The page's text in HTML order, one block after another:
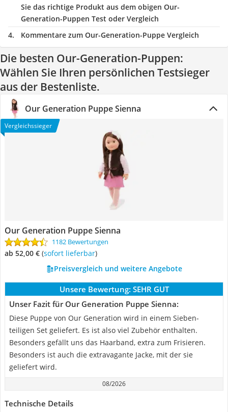
Sie das richtige Produkt aus dem obigen Our-
Generation-Puppen Test oder Vergleich
Kommentare zum Our-Generation-Puppe Vergleich
Die besten Our-Generation-Puppen:
Wählen Sie Ihren persönlichen Testsieger
aus der Bestenliste.
Our Generation Puppe Sienna
Vergleichssieger
Our Generation Puppe Sienna
1182 Bewertungen
ab 52,00 € ( Sofort lieferbar)
Preisvergleich und weitere Angebote
Unsere Bewertung: SEHR GUT
Unser Fazit für Our Generation Puppe Sienna:
Diese Puppe von Our Generation wird in einem Sieben-
teiligen Set geliefert. Es ist also viel Zubehör enthalten.
Besonders gefällt uns das Haarband, extra zum Frisieren.
Besonders ist auch die extravagante Jacke, mit der sie
geliefert wird.
08/2026
Technische Details